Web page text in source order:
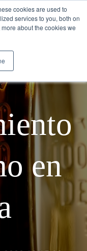
cookies are used to
services to you, both on
about the cookies we
en